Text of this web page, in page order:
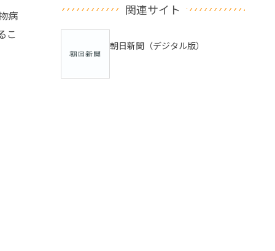
病
こ
関連サイト
朝日新聞（デジタル版）